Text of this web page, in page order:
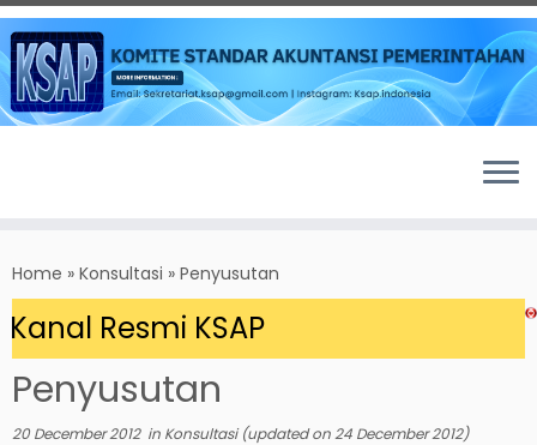
to
content
Home » Konsultasi » Penyusutan
Resmi KSAP
Penyusutan
20 December 2012in Konsultasi(updated on24 December 2012)